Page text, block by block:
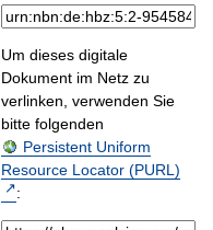
Um dieses digitale
Dokument im Netz zu
verlinken, verwenden Sie
bitte folgenden
Persistent Uniform
Resource Locator (PURL)
: